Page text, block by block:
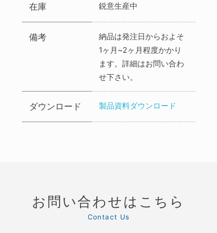
在庫 鋭意生産中
備考
納品は発注日からおよそ
1ヶ月~2ヶ月程度かかり
ます。詳細はお問い合わ
せ下さい。
ダウンロード 製品資料ダウンロード
お問い合わせはこちら
Contact Us